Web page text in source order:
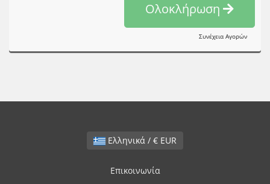
Ολοκλήρωση
Συνέχεια Αγορών
Ελληνικά / € EUR
Επικοινωνία